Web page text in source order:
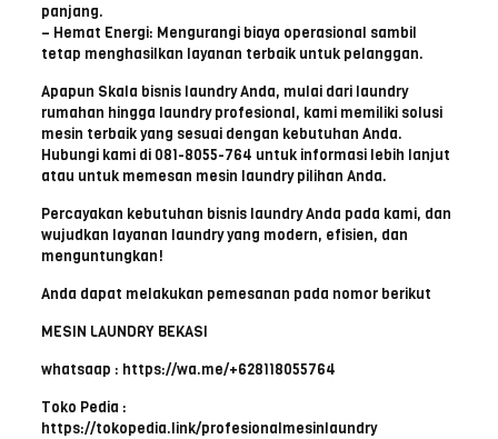
panjang.
– Hemat Energi: Mengurangi biaya operasional sambil
tetap menghasilkan layanan terbaik untuk pelanggan.
Apapun Skala bisnis laundry Anda, mulai dari laundry
rumahan hingga laundry profesional, kami memiliki solusi
mesin terbaik yang sesuai dengan kebutuhan Anda.
Hubungi kami di 081-8055-764 untuk informasi lebih lanjut
atau untuk memesan mesin laundry pilihan Anda.
Percayakan kebutuhan bisnis laundry Anda pada kami, dan
wujudkan layanan laundry yang modern, efisien, dan
menguntungkan!
Anda dapat melakukan pemesanan pada nomor berikut
MESIN LAUNDRY BEKASI
whatsaap : https://wa.me/+628118055764
Toko Pedia :
https://tokopedia.link/profesionalmesinlaundry